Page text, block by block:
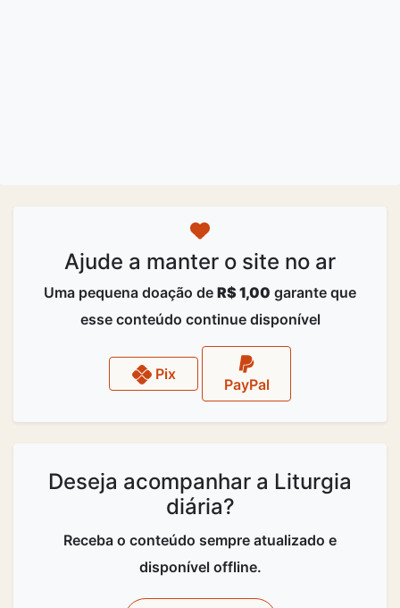
Ajude a manter o site no ar
Uma pequena doação de R$ 1,00 garante que
esse conteúdo continue disponível
Pix
PayPal
Deseja acompanhar a Liturgia
diária?
Receba o conteúdo sempre atualizado e
disponível offline.